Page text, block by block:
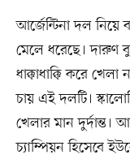
আর্জেন্টিনা দল
মেলে ধরেছে। দারুণ
ধাক্কাধাক্কি করে
চায় এই দলটি।
খেলার মান দুর্দান্ত।
চ্যাম্পিয়ন হিসেবে